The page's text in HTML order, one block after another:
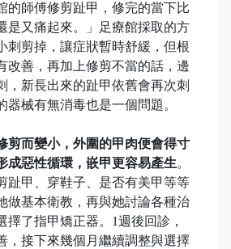
的師傅修剪趾甲，修完的當下比
是又痛起來。」足療館採取的方
刺剪掉，讓症狀暫時舒緩，但根
改善，再加上修剪不當的話，邊
，新長出來的趾甲依舊會再次刺
器械有無消毒也是一個問題。
剪而變小，外圍的甲肉便會得寸
成惡性循環，嵌甲更容易產生。
趾甲、穿鞋子、是否有美甲等等
做基本衛教，再與她討論各種治
擇了指甲矯正器。1週後回診，
，接下來幾個月繼續調整與選擇